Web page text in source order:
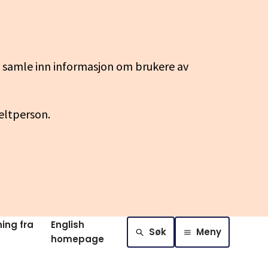
inn informasjon om brukere av
fra
English
homepage
Søk Meny